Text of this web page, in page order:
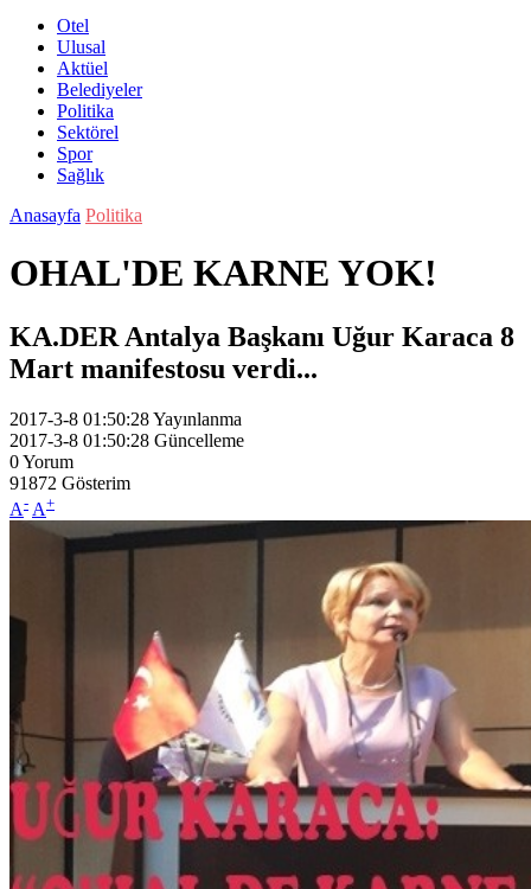
Otel
Ulusal
Aktüel
Belediyeler
Politika
Sektörel
Spor
Sağlık
Anasayfa Politika
OHAL'DE KARNE YOK!
KA.DER Antalya Başkanı Uğur Karaca 8
Mart manifestosu verdi...
2017-3-8 01:50:28Yayınlanma
2017-3-8 01:50:28 Güncelleme
0Yorum
91872 Gösterim
A- A+